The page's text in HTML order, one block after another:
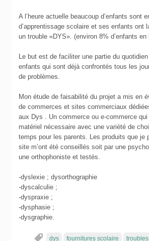
A l’heure actuelle beaucoup d’enfants sont
d’apprentissage scolaire et ses enfants ont
un trouble «DYS». (environ 8% d’enfants en
Le but est de faciliter une partie du
enfants qui sont déjà confrontés tous les
de problèmes.
Mon étude de faisabilité du projet a mis en
de commerces et sites commerciaux
aux Dys . Un commerce ou e-commerce
matériel nécessaire avec une variété de
temps pour les parents. Les produits que je
site m’ont été conseillés soit par une
une orthophoniste et testés.
-dyslexie ; dysorthographie
-dyscalculie ;
-dyspraxie ;
-dysphasie ;
-dysgraphie.
dys fournitures scolaire